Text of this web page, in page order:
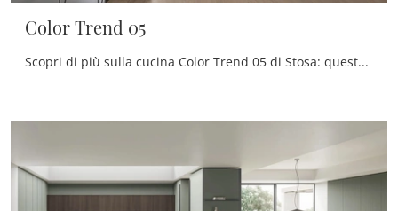
Color Trend 05
Scopri di più sulla cucina Color Trend 05 di Stosa: questa soluzione in laccato opaco sarà l'acquisto ideale per te!